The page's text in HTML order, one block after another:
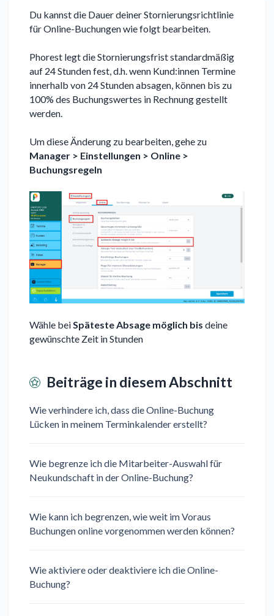
Du kannst die Dauer deiner Stornierungsrichtlinie
für Online-Buchungen wie folgt bearbeiten.
Phorest legt die Stornierungsfrist standardmäßig
auf 24 Stunden fest, d.h. wenn Kund:innen Termine
innerhalb von 24 Stunden absagen, können bis zu
100% des Buchungswertes in Rechnung gestellt
werden.
Um diese Änderung zu bearbeiten, gehe zu
Manager > Einstellungen > Online >
Buchungsregeln
Wähle beiSpäteste Absage möglich bis deine
gewünschte Zeit in Stunden
Beiträge in diesem Abschnitt
Wie verhindere ich, dass die Online-Buchung
Lücken in meinem Terminkalender erstellt?
Wie begrenze ich die Mitarbeiter-Auswahl für
Neukundschaft in der Online-Buchung?
Wie kann ich begrenzen, wie weit im Voraus
Buchungen online vorgenommen werden können?
Wie aktiviere oder deaktiviere ich die Online-
Buchung?